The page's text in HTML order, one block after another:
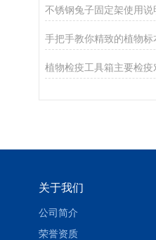
不锈钢兔子固定架使用说
手把手教你精致的植物标
关于我们
公司简介
荣誉资质